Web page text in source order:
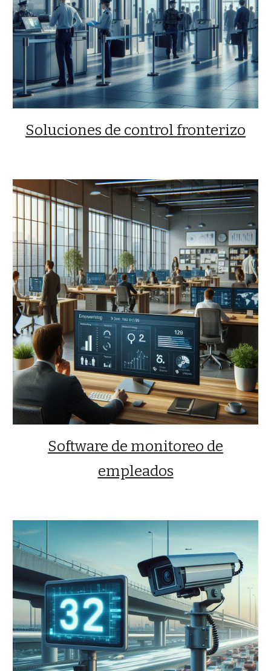
Soluciones de control fronterizo
Software de monitoreo de
empleados